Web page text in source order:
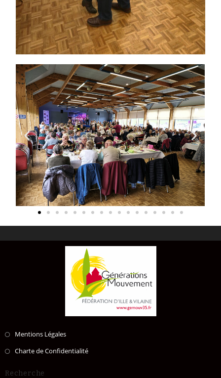
Mentions Légales
Charte de Confidentialité
Recherche